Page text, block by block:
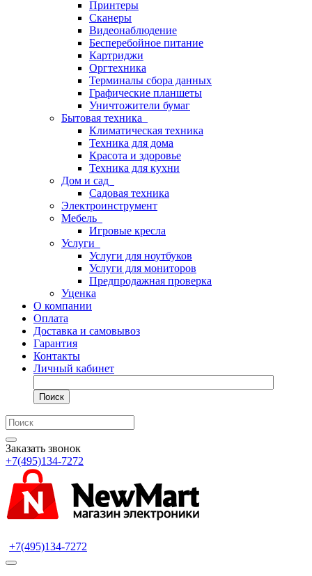
Принтеры
Сканеры
Видеонаблюдение
Бесперебойное питание
Картриджи
Оргтехника
Терминалы сбора данных
Графические планшеты
Уничтожители бумаг
Бытовая техника
Климатическая техника
Техника для дома
Красота и здоровье
Техника для кухни
Дом и сад
Садовая техника
Электроинструмент
Мебель
Игровые кресла
Услуги
Услуги для ноутбуков
Услуги для мониторов
Предпродажная проверка
Уценка
О компании
Оплата
Доставка и самовывоз
Гарантия
Контакты
Личный кабинет
Поиск
Заказать звонок
+7(495)134-7272
+7(495)134-7272